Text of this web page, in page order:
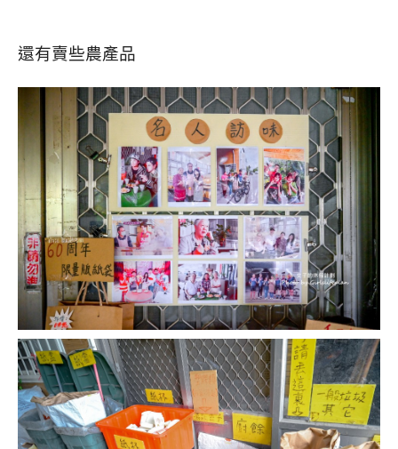
還有賣些農產品